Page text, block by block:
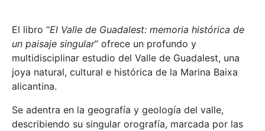
El libro “El Valle de Guadalest: memoria histórica de
un paisaje singular” ofrece un profundo y
multidisciplinar estudio del Valle de Guadalest, una
joya natural, cultural e histórica de la Marina Baixa
alicantina.
Se adentra en la geografía y geología del valle,
describiendo su singular orografía, marcada por las